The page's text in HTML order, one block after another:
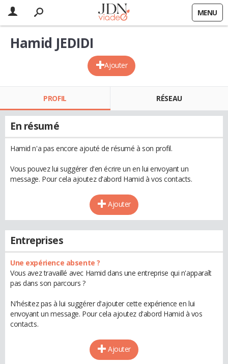
MENU
Ajouter
Hamid JEDIDI
PROFIL RÉSEAU
En résumé
Hamid n'a pas encore ajouté de résumé à son profil.
Vous pouvez lui suggérer d'en écrire un en lui envoyant un
message. Pour cela ajoutez d'abord Hamid à vos contacts.
Ajouter
Entreprises
Une expérience absente ?
Vous avez travaillé avec Hamid dans une entreprise qui n'apparaît
pas dans son parcours ?
N'hésitez pas à lui suggérer d'ajouter cette expérience en lui
envoyant un message. Pour cela ajoutez d'abord Hamid à vos
contacts.
Ajouter